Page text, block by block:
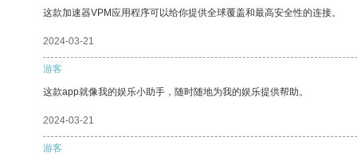
这款加速器VPM应用程序可以给你提供全球覆盖和最高安全性的连接。
2024-03-21
游客
这款app就像我的娱乐小助手，随时随地为我的娱乐提供帮助。
2024-03-21
游客